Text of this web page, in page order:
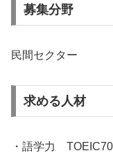
募集分野
民間セクター
求める人材
・語学力